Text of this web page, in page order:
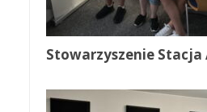
Stowarzyszenie